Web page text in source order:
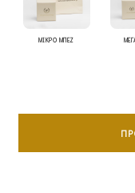
ΜΙΚΡΟ ΜΠΕΖ
Σταυρός
Με